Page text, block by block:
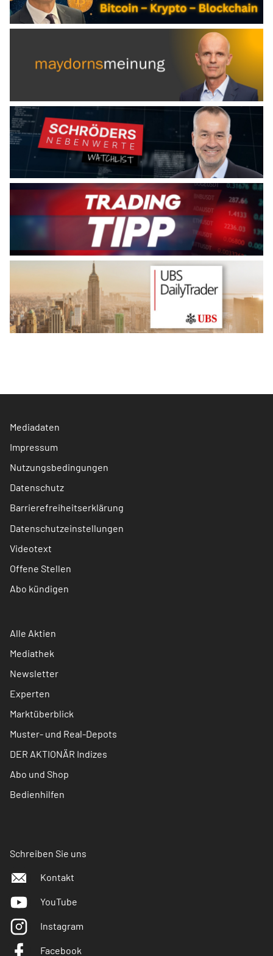
Mediadaten
Impressum
Nutzungsbedingungen
Datenschutz
Barrierefreiheitserklärung
Datenschutzeinstellungen
Videotext
Offene Stellen
Abo kündigen
Alle Aktien
Mediathek
Newsletter
Experten
Marktüberblick
Muster- und Real-Depots
DER AKTIONÄR Indizes
Abo und Shop
Bedienhilfen
Schreiben Sie uns
Kontakt
YouTube
Instagram
Facebook